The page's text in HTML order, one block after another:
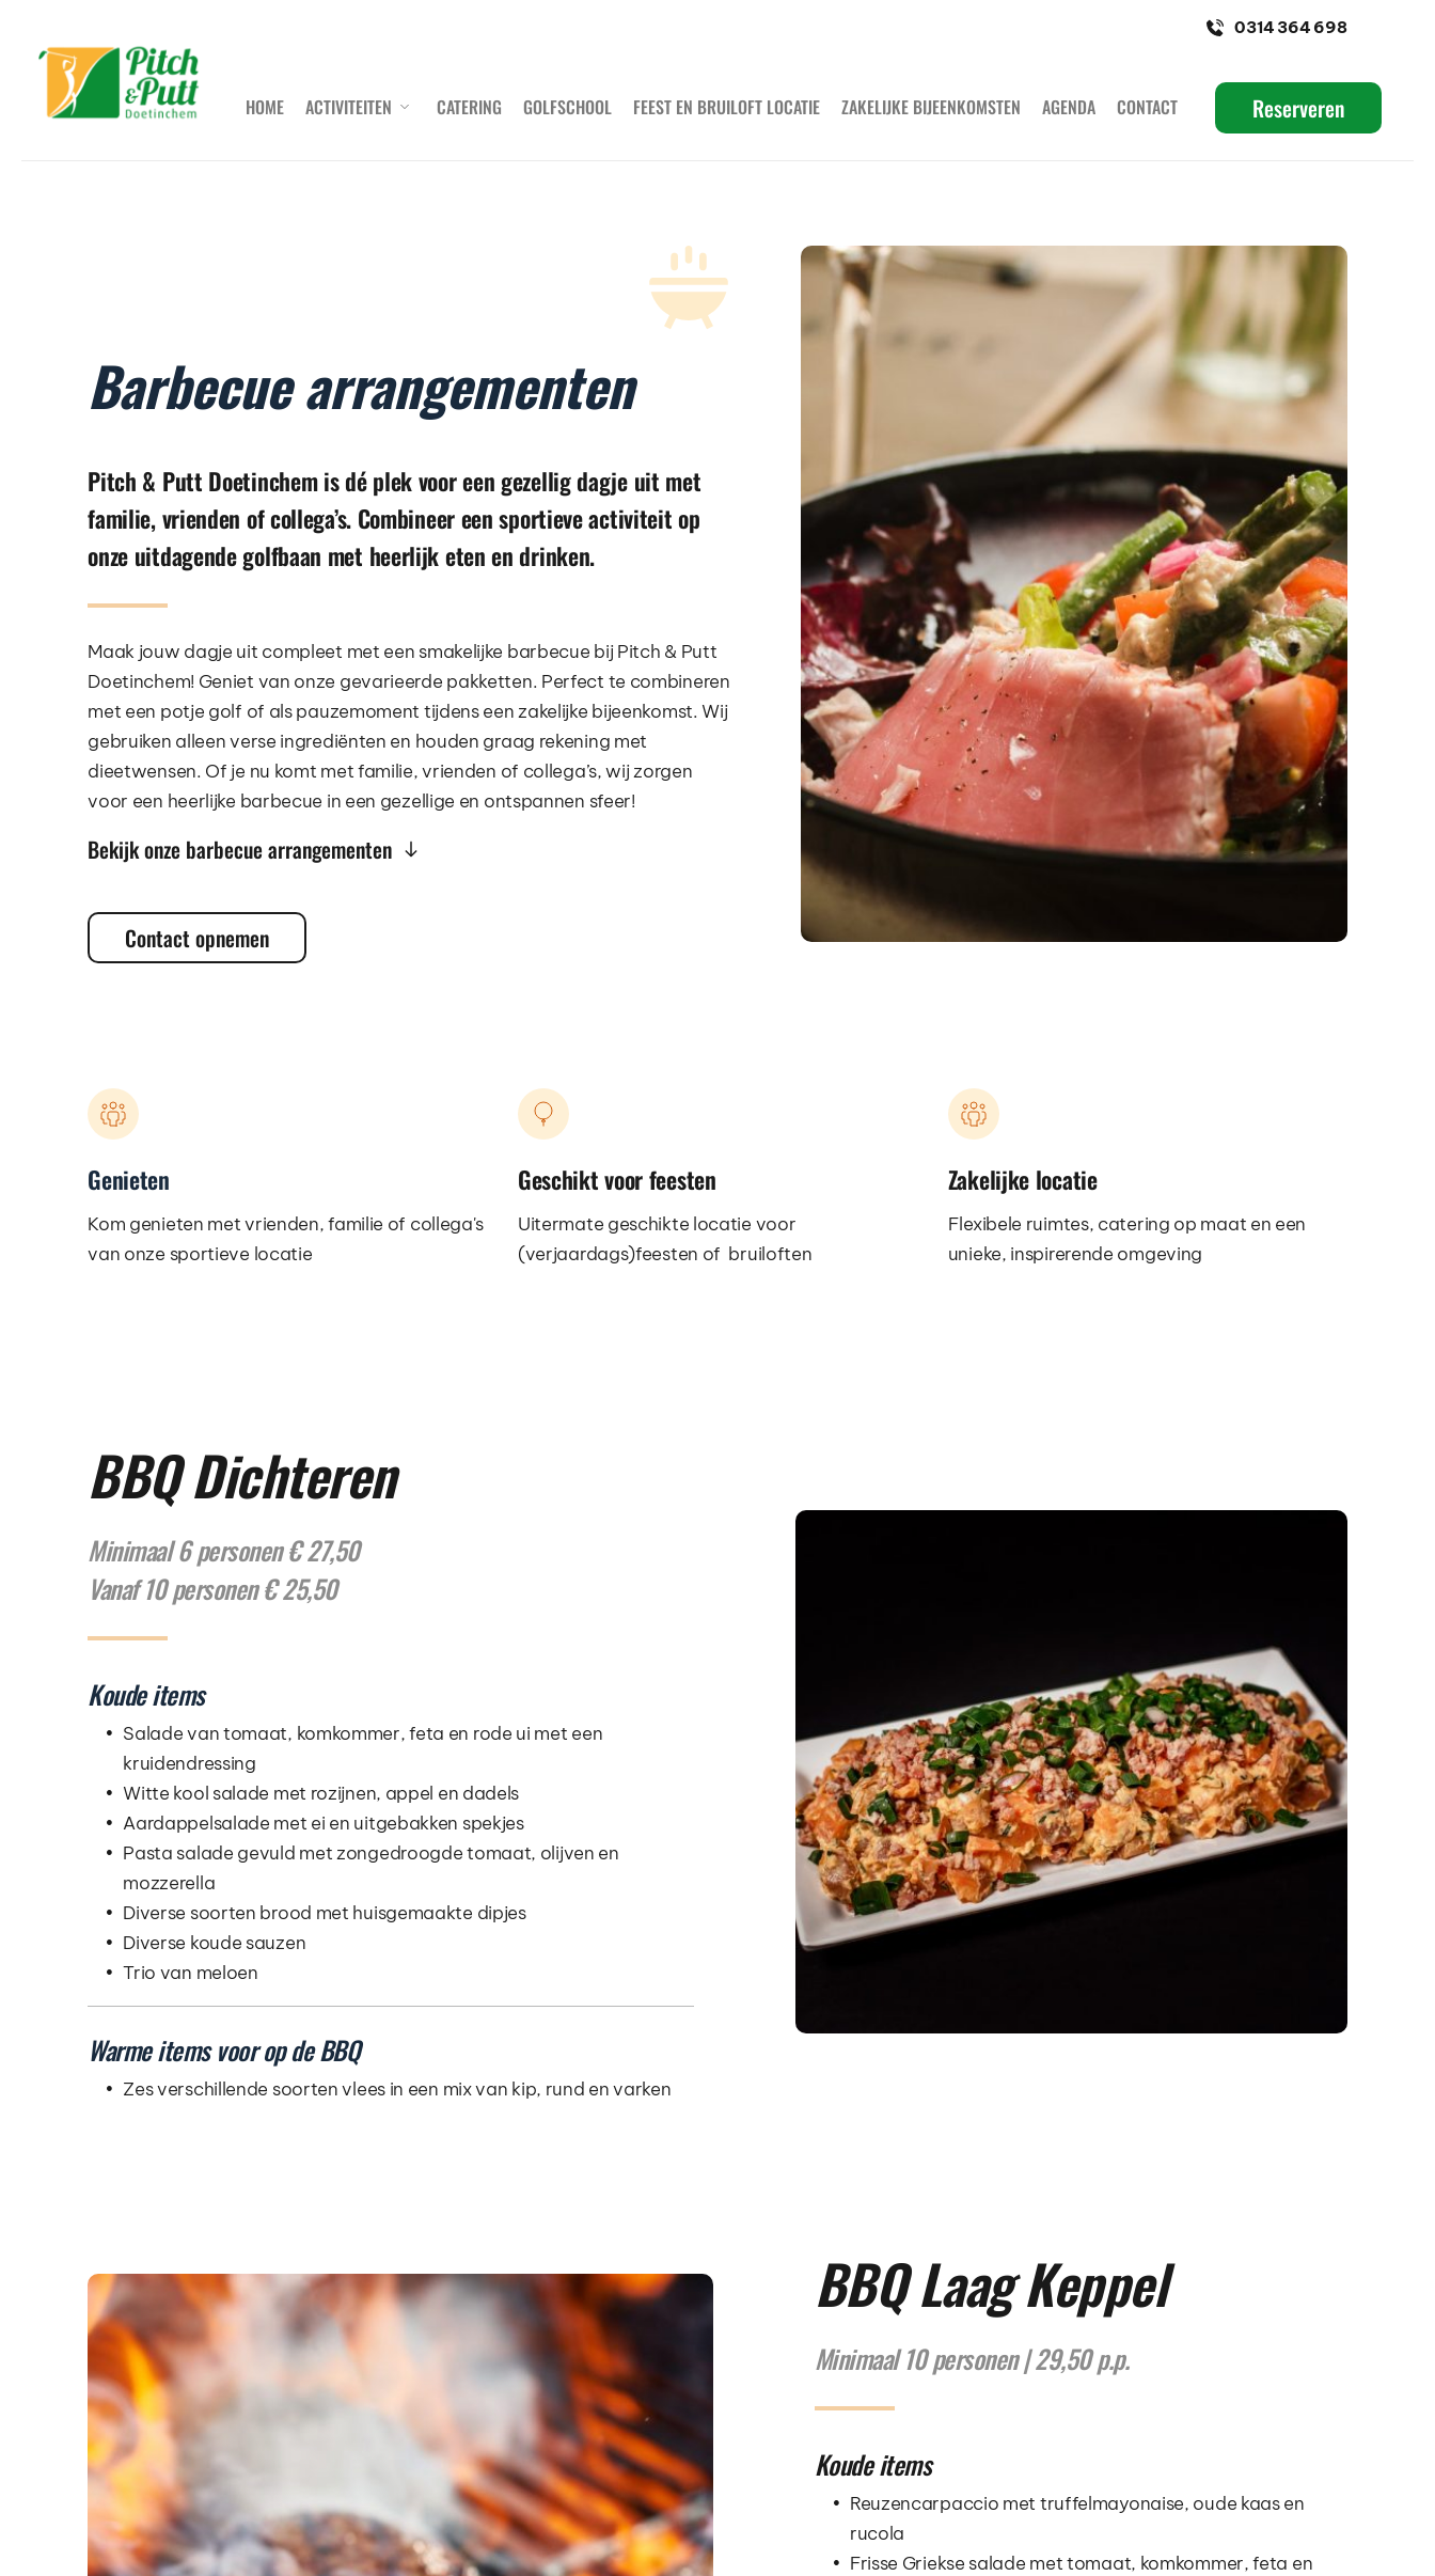
inhoud
0314 364 698
HOME ACTIVITEITEN CATERING GOLFSCHOOL FEEST EN BRUILOFT LOCATIE ZAKELIJKE BIJEENKOMSTEN AGENDA CONTACT Reserveren
Barbecue arrangementen
Pitch & Putt Doetinchem is dé plek voor een gezellig dagje uit met
familie, vrienden of collega’s. Combineer een sportieve activiteit op
onze uitdagende golfbaan met heerlijk eten en drinken.
Maak jouw dagje uit compleet met een smakelijke barbecue bij Pitch & Putt
Doetinchem! Geniet van onze gevarieerde pakketten. Perfect te combineren
met een potje golf of als pauzemoment tijdens een zakelijke bijeenkomst. Wij
gebruiken alleen verse ingrediënten en houden graag rekening met
dieetwensen. Of je nu komt met familie, vrienden of collega’s, wij zorgen
voor een heerlijke barbecue in een gezellige en ontspannen sfeer!
Bekijk onze barbecue arrangementen
Contact opnemen
Genieten
Kom genieten met vrienden, familie of collega's
van onze sportieve locatie
Geschikt voor feesten
Uitermate geschikte locatie voor
(verjaardags)feesten of  bruiloften
Zakelijke locatie
Flexibele ruimtes, catering op maat en een
unieke, inspirerende omgeving
BBQ Dichteren
Minimaal 6 personen € 27,50
Vanaf 10 personen € 25,50
Koude items
Salade van tomaat, komkommer, feta en rode ui met een
kruidendressing
Witte kool salade met rozijnen, appel en dadels
Aardappelsalade met ei en uitgebakken spekjes
Pasta salade gevuld met zongedroogde tomaat, olijven en
mozzerella
Diverse soorten brood met huisgemaakte dipjes
Diverse koude sauzen
Trio van meloen
Warme items voor op de BBQ
Zes verschillende soorten vlees in een mix van kip, rund en varken
BBQ Laag Keppel
Minimaal 10 personen | 29,50 p.p.
Koude items
Reuzencarpaccio met truffelmayonaise, oude kaas en
rucola
Frisse Griekse salade met tomaat, komkommer, feta en